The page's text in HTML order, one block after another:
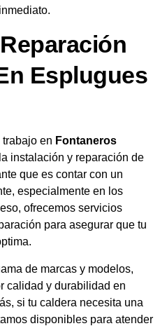
Esplugues
trabajo en Fontaneros
instalación y reparación de
que es contar con un
especialmente en los
ofrecemos servicios
para asegurar que tu
de marcas y modelos,
calidad y durabilidad en
si tu caldera necesita una
disponibles para atender